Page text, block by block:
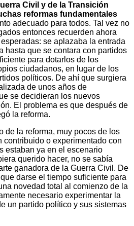
Civil y de la Transición
reformas fundamentales
adecuado para todos. Tal vez no
entonces recuerden ahora
se aplazaba la entrada
hasta que se contara con partidos
para dotarlos de los
ciudadanos, en lugar de los
políticos. De ahí que surgiera
de unos años de
se decidieran los nuevos
El problema es que después de
la reforma.
de la reforma, muy pocos de los
contribuido o experimentado con
estaban ya en el escenario
querido hacer, no se sabía
ganadora de la Guerra Civil. De
darse el tiempo suficiente para
novedad total al comienzo de la
necesario experimentar la
un partido político y sus sistemas